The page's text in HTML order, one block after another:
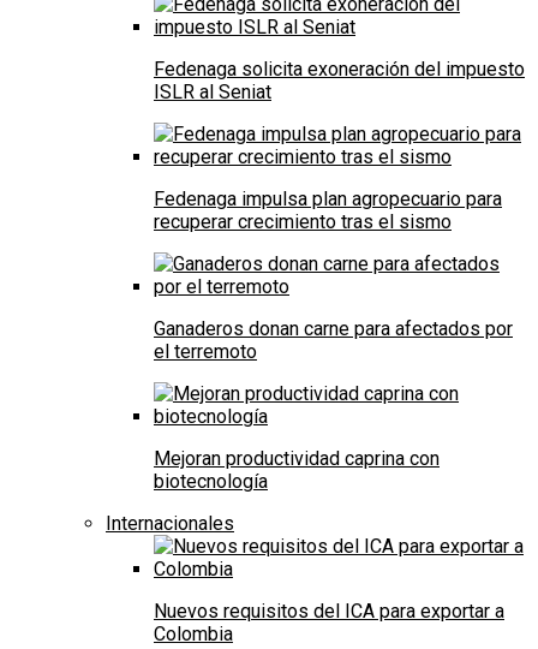
Fedenaga solicita exoneración del impuesto
ISLR al Seniat
Fedenaga impulsa plan agropecuario para
recuperar crecimiento tras el sismo
Ganaderos donan carne para afectados por
el terremoto
Mejoran productividad caprina con
biotecnología
Internacionales
Nuevos requisitos del ICA para exportar a
Colombia